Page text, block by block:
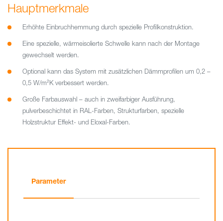
Hauptmerkmale
Erhöhte Einbruchhemmung durch spezielle Profilkonstruktion.
Eine spezielle, wärmeisolierte Schwelle kann nach der Montage
gewechselt werden.
Optional kann das System mit zusätzlichen Dämmprofilen um 0,2 –
0,5 W/m²K verbessert werden.
Große Farbauswahl – auch in zweifarbiger Ausführung,
pulverbeschichtet in RAL-Farben, Strukturfarben, spezielle
Holzstruktur Effekt- und Eloxal-Farben.
Parameter